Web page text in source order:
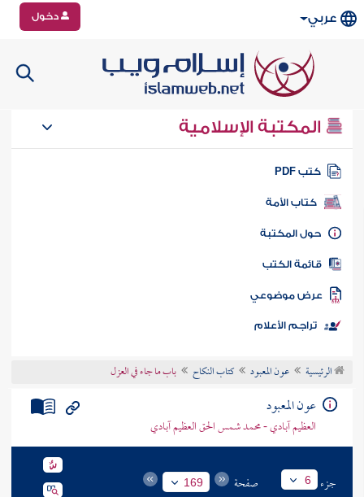
عربي دخول
المكتبة الإسلامية
كتب PDF
كتاب الأمة
المكتبة
الكتب
موضوعي
تراجم الأعلام
الرئيسية عون المعبود كتاب النكاح باب ما جاء في العزل
عون المعبود
العظيم آبادي - محمد شمس الحق العظيم آبادي
جزء 6 صفحة 169